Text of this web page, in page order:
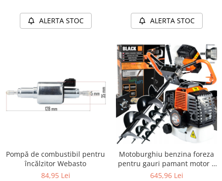
ALERTA STOC ALERTA STOC
Pompă de combustibil pentru
încălzitor Webasto
84,95 Lei
Motoburghiu benzina foreza
pentru gauri pamant motor 2
timpi, | 63cc | 5.8CP | set
645,96 Lei